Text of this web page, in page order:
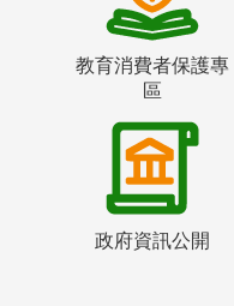
教育消費者保護專
區
政府資訊公開